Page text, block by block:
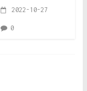
2022-10-27
0